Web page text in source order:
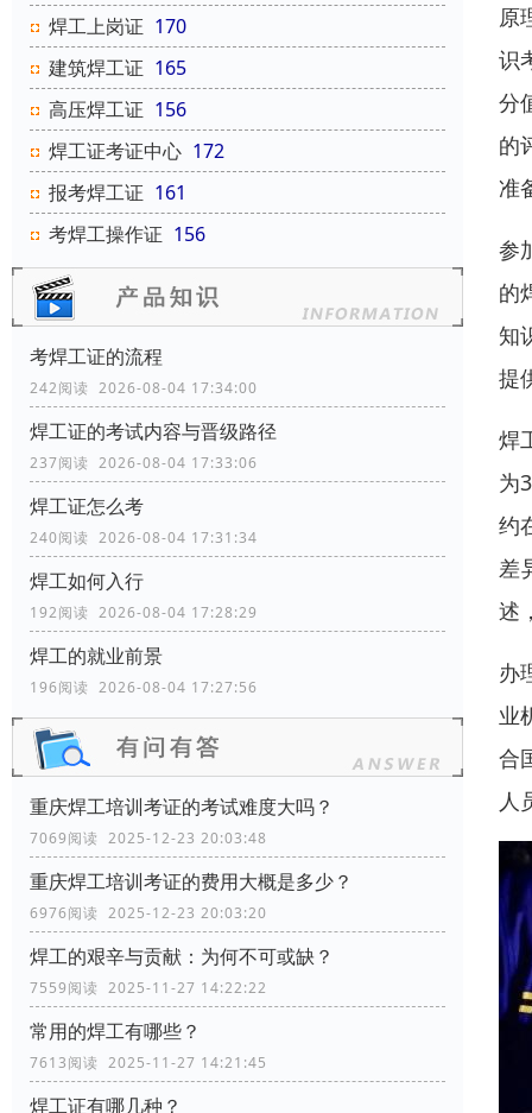
焊工上岗证 170
建筑焊工证 165
高压焊工证 156
焊工证考证中心 172
报考焊工证 161
考焊工操作证 156
考焊工证的流程
242阅读 2026-08-04 17:34:00
焊工证的考试内容与晋级路径
237阅读 2026-08-04 17:33:06
焊工证怎么考
240阅读 2026-08-04 17:31:34
焊工如何入行
192阅读 2026-08-04 17:28:29
焊工的就业前景
196阅读 2026-08-04 17:27:56
重庆焊工培训考证的考试难度大吗？
7069阅读 2025-12-23 20:03:48
重庆焊工培训考证的费用大概是多少？
6976阅读 2025-12-23 20:03:20
焊工的艰辛与贡献：为何不可或缺？
7559阅读 2025-11-27 14:22:22
常用的焊工有哪些？
7613阅读 2025-11-27 14:21:45
焊工证有哪几种？
原
识
分
的
准
参
的
知
提
焊
为
约
差
述
办
业
合
人